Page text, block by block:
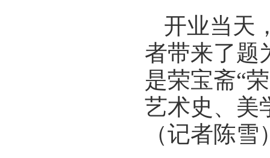
开业当天
者带来了题
是荣宝斋“
艺术史、美
（记者陈雪